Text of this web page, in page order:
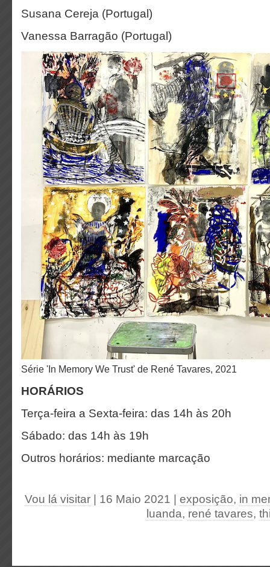
Susana Cereja (Portugal)
Vanessa Barragão (Portugal)
Série 'In Memory We Trust' de René Tavares, 2021
HORÁRIOS
Terça-feira a Sexta-feira: das 14h às 20h
Sábado: das 14h às 19h
Outros horários: mediante marcação
Vou lá visitar | 16 Maio 2021 exposição, in
luanda, rené tavares,